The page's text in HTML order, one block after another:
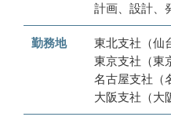
計画、設計、
勤務地
東北支社（仙
東京支社（東
名古屋支社（
大阪支社（大